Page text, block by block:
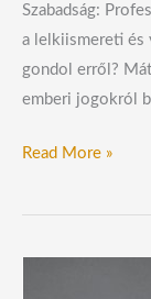
Szabadság:
a lelkiismereti és
gondol erről?
emberi jogokról
Read More »